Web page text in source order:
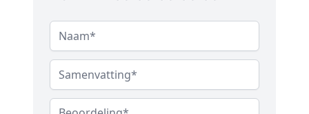
Naam
Samenvatting
Beoordeling